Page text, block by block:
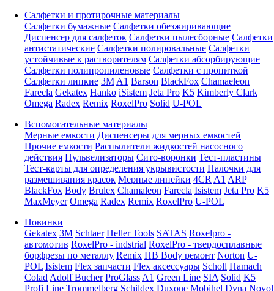
Салфетки и протирочные материалы
Салфетки бумажные Салфетки обезжиривающие
Диспенсер для салфеток Салфетки пылесборные Салфетки
антистатические Салфетки полировальные Салфетки
устойчивые к растворителям Салфетки абсорбирующие
Салфетки полипропиленовые Салфетки с пропиткой
Салфетки липкие 3M A1 Barson BlackFox Chamaeleon
Farecla Gekatex Hanko iSistem Jeta Pro K5 Kimberly Clark
Omega Radex Remix RoxelPro Solid U-POL
Вспомогательные материалы
Мерные емкости Диспенсеры для мерных емкостей
Прочие емкости Распылители жидкостей насосного
действия Пульвелизаторы Сито-воронки Тест-пластины
Тест-карты для определения укрывистости Палочки для
размешивания красок Мерные линейки 4CR A1 ARP
BlackFox Body Brulex Chamaleon Farecla Isistem Jeta Pro K5
MaxMeyer Omega Radex Remix RoxelPro U-POL
Новинки
Gekatex 3M Schtaer Heller Tools SATAS Roxelpro -
автомотив RoxelPro - indstrial RoxelPro - твердосплавные
борфрезы по металлу Remix HB Body ремонт Norton U-
POL Isistem Flex запчасти Flex аксессуары Scholl Hamach
Colad Adolf Bucher ProGlass A1 Green Line SIA Solid K5
Profi Line Trommelberg Schildex Duxone Mobihel Dyna Novol